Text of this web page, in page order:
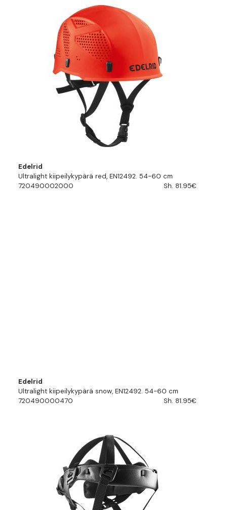
Edelrid
Ultralight kiipeilykypärä red, EN12492. 54-60 cm
720490002000
Sh. 81.95€
Edelrid
Ultralight kiipeilykypärä snow, EN12492. 54-60 cm
720490000470
Sh. 81.95€